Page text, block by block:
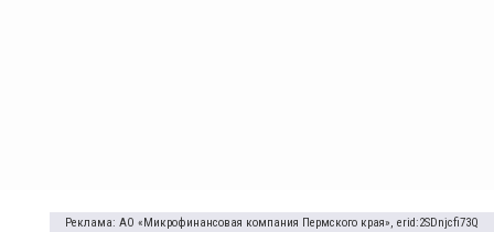
Реклама: АО «Микрофинансовая компания Пермского края», erid:2SDnjcfi73Q